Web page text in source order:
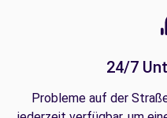
24/7
Probleme auf der